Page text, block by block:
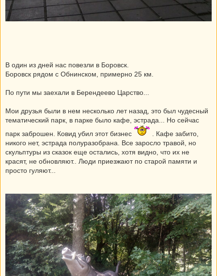
В один из дней нас повезли в Боровск.
Боровск рядом с Обнинском, примерно 25 км.
По пути мы заехали в Берендеево Царство...
Мои друзья были в нем несколько лет назад, это был чудесный
тематический парк, в парке было кафе, эстрада... Но сейчас
парк заброшен. Ковид убил этот бизнес
. Кафе забито,
никого нет, эстрада полуразобрана. Все заросло травой, но
скульптуры из сказок еще остались, хотя видно, что их не
красят, не обновляют.. Люди приезжают по старой памяти и
просто гуляют...